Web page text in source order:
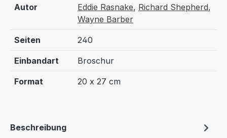
Autor Eddie Rasnake, Richard Shepherd,
Wayne Barber
Seiten 240
Einbandart Broschur
Format 20 x 27 cm
Beschreibung